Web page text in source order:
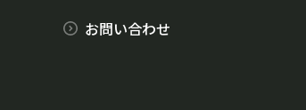
お問い合わせ